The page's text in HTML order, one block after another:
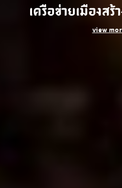
เครือข่ายเมืองสร้
view